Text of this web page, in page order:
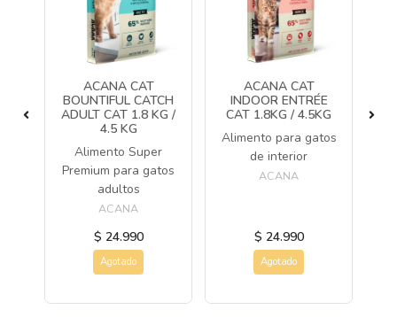
ACANA CAT
BOUNTIFUL CATCH
ADULT CAT 1.8 KG /
4.5 KG
Alimento Super
Premium para gatos
adultos
ACANA
$ 24.990
Agotado
ACANA CAT
INDOOR ENTRÉE
CAT 1.8KG / 4.5KG
Alimento para gatos
de interior
ACANA
$ 24.990
Agotado